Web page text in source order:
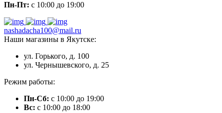
Пн-Пт: с 10:00 до 19:00
nashadacha100@mail.ru
Наши магазины в Якутске:
ул. Горького, д. 100
ул. Чернышевского, д. 25
Режим работы:
Пн-Сб: с 10:00 до 19:00
Вс: с 10:00 до 18:00